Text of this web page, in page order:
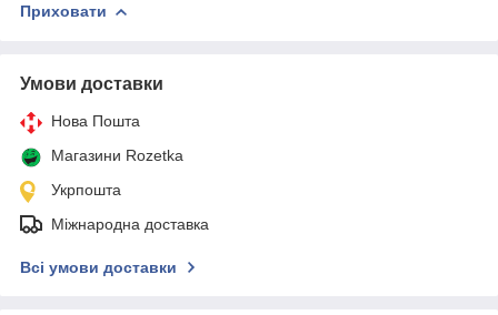
Приховати
Умови доставки
Нова Пошта
Магазини Rozetka
Укрпошта
Міжнародна доставка
Всі умови доставки